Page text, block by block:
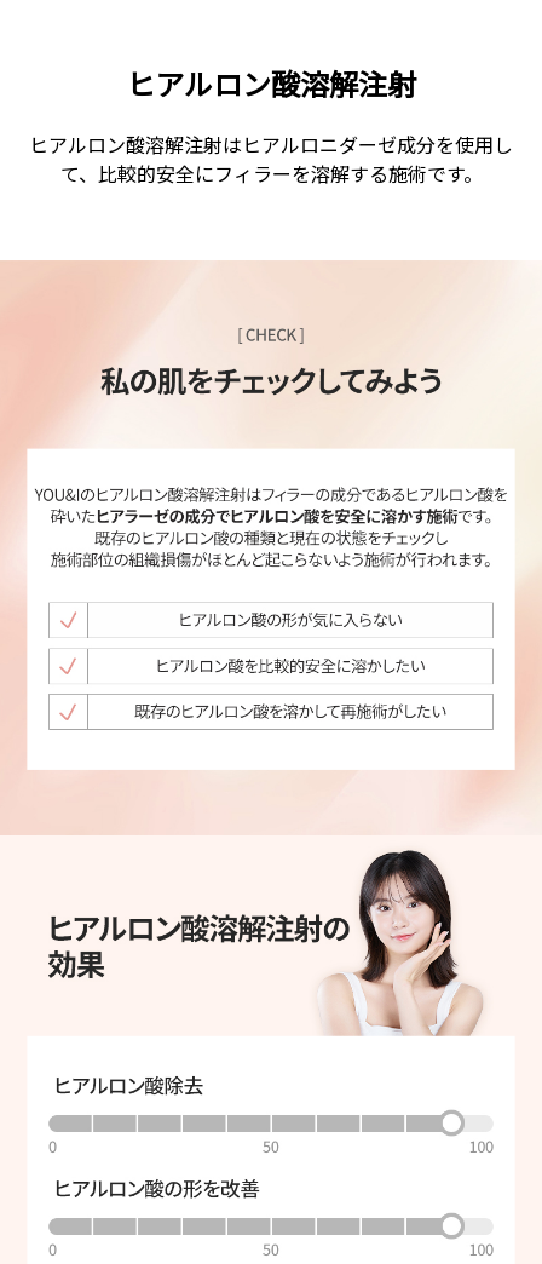
ヒアルロン酸溶解注射
ヒアルロン酸溶解注射はヒアルロニダーゼ成分を使用し
て、比較的安全にフィラーを溶解する施術です。